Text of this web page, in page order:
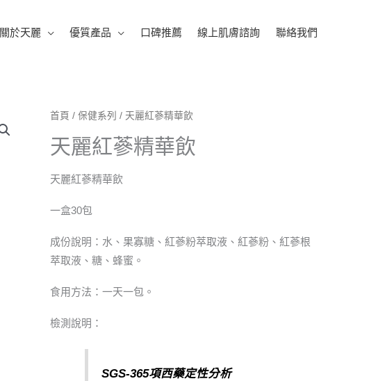
關於天麗 優質產品 口碑推薦 線上肌膚諮詢 聯絡我們
首頁 /保健系列 / 天麗紅蔘精華飲
天麗紅蔘精華飲
天麗紅蔘精華飲
一盒30包
成份說明：水、果寡糖、紅蔘粉萃取液、紅蔘粉、紅蔘根
萃取液、糖、蜂蜜。
食用方法：一天一包。
檢測說明：
SGS-365項西藥定性分析